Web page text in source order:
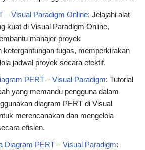
– Visual Paradigm Online: Jelajahi alat
kuat di Visual Paradigm Online,
manajer proyek
ketergantungan tugas, memperkirakan
jadwal proyek secara efektif.
PERT – Visual Paradigm: Tutorial
yang memandu pengguna dalam
diagram PERT di Visual
merencanakan dan mengelola
efisien.
Diagram PERT – Visual Paradigm: